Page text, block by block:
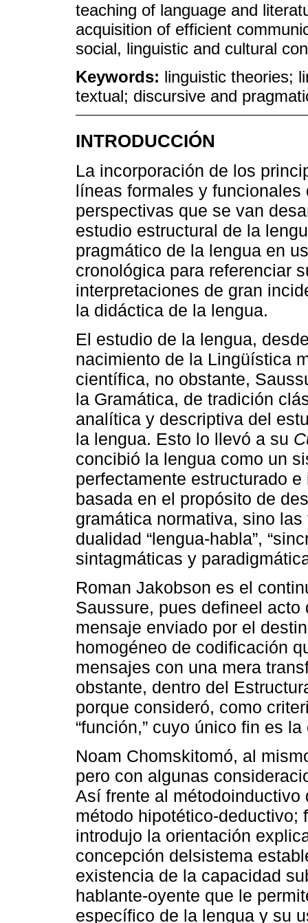
teaching of language and
acquisition of efficient
social, linguistic and cultural
Keywords: linguistic theories;
textual; discursive and
INTRODUCCIÓN
La incorporación de los
líneas formales y
perspectivas que se van
estudio estructural de la
pragmático de la lengua en
cronológica para referenciar
interpretaciones de gran
la didáctica de la lengua.
El estudio de la lengua,
nacimiento de la Lingüística
científica, no obstante,
la Gramática, de tradición
analítica y descriptiva del
la lengua. Esto lo llevó a su
concibió la lengua como un
perfectamente estructurado
basada en el propósito de
gramática normativa, sino
dualidad “lengua-habla”,
sintagmáticas y
Roman Jakobson es el
Saussure, pues defineel
mensaje enviado por el
homogéneo de codificación
mensajes con una mera
obstante, dentro del
porque consideró, como
“función,” cuyo único fin es
Noam Chomskitomó, al
pero con algunas
Así frente al
método hipotético-deductivo;
introdujo la orientación
concepción delsistema
existencia de la capacidad
hablante-oyente que le
específico de la lengua y su